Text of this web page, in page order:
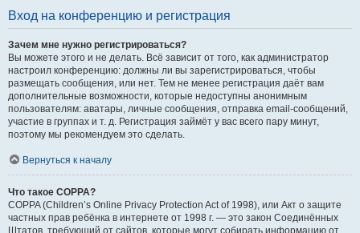
Вход на конференцию и регистрация
Зачем мне нужно регистрироваться?
Вы можете этого и не делать. Всё зависит от того, как администратор
настроил конференцию: должны ли вы зарегистрироваться, чтобы
размещать сообщения, или нет. Тем не менее регистрация даёт вам
дополнительные возможности, которые недоступны анонимным
пользователям: аватары, личные сообщения, отправка email-сообщений,
участие в группах и т. д. Регистрация займёт у вас всего пару минут,
поэтому мы рекомендуем это сделать.
Вернуться к началу
Что такое COPPA?
COPPA (Children’s Online Privacy Protection Act of 1998), или Акт о защите
частных прав ребёнка в интернете от 1998 г. — это закон Соединённых
Штатов, требующий от сайтов, которые могут собирать информацию от